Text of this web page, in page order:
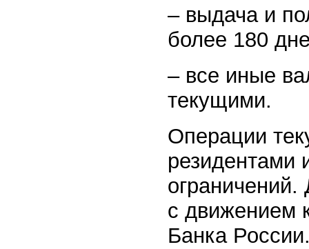
– выдача и
более 180
– все иные
текущими.
Операции
резидентами
с движением
Банка